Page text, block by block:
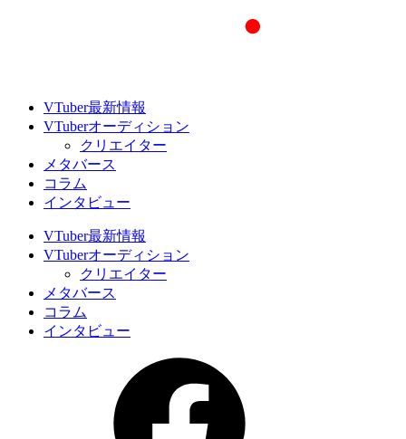
VTuber最新情報
VTuberオーディション
クリエイター
メタバース
コラム
インタビュー
VTuber最新情報
VTuberオーディション
クリエイター
メタバース
コラム
インタビュー